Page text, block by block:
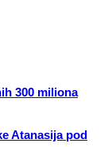
300 miliona
Atanasija pod